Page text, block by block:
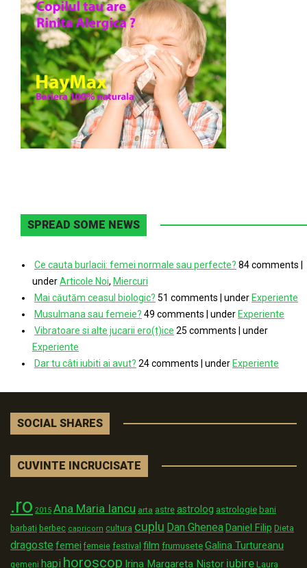
SPREAD SOME NEWS
Ce cauta burlacii: femei normale sau perfecte? 84 comments
underArticole Noi, Miercuri
Mai căutăm ceasul biologic? 51 comments under Experiente
Musulmana sau femeie? 49 comments under Experiente
Vibratoare si alte jucarii ero(t)ice 25 comments
under
Experiente
Dar tu câti iubiti ai avut? 24 comments under Experiente
SOCIAL SHARES
CUVINTE INCRUCISATE
.ro 2015 Ana Maria Iancu arta astre astrolog astrologie bani
barbati berbec capricorn cultura cuplu Dan GheneaDaniel Filip Dieta
dragoste femei femeie festival film frumusete Galina Turtureanu
gemeni hapi horoscop Irina Margareta Nistor iubire Laura